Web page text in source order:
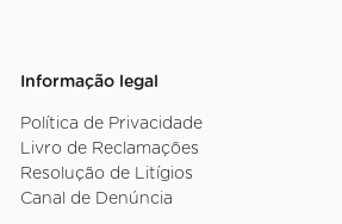
Informação legal
Política de Privacidade
Livro de Reclamações
Resolução de Litígios
Canal de Denúncia